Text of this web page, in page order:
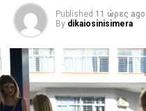
Published 11 ώρες ago
By dikaiosinisimera